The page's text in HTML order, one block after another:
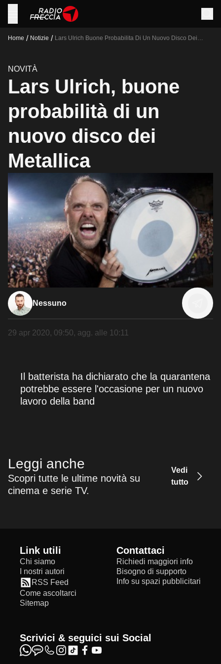
Home / Notizie / Lars Ulrich Buone Probabilita Di Un Nuovo Disco Dei
NOVITÀ
Lars Ulrich, buone
probabilità di un
nuovo disco dei
Metallica
Nessuno
29 apr 2020, 09:50, agg. alle 10:11
Il batterista ha dichiarato che la quarantena
potrebbe essere l'occasione per un nuovo
lavoro della band
Leggi anche
Scopri tutte le ultime novità su
cinema e serie TV.
Vedi
tutto
Link utili
Chi siamo
I nostri autori
RSS Feed
Come ascoltarci
Sitemap
Contattaci
Richiedi maggiori info
Bisogno di supporto
Info su spazi pubblicitari
Scrivici & seguici sui Social